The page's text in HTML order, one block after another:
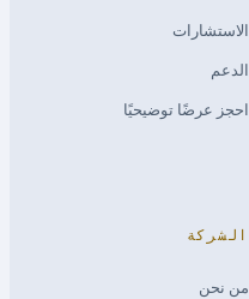
الاستشارات
الدعم
احجز عرضًا توضيحيًا
الشركة
من نحن